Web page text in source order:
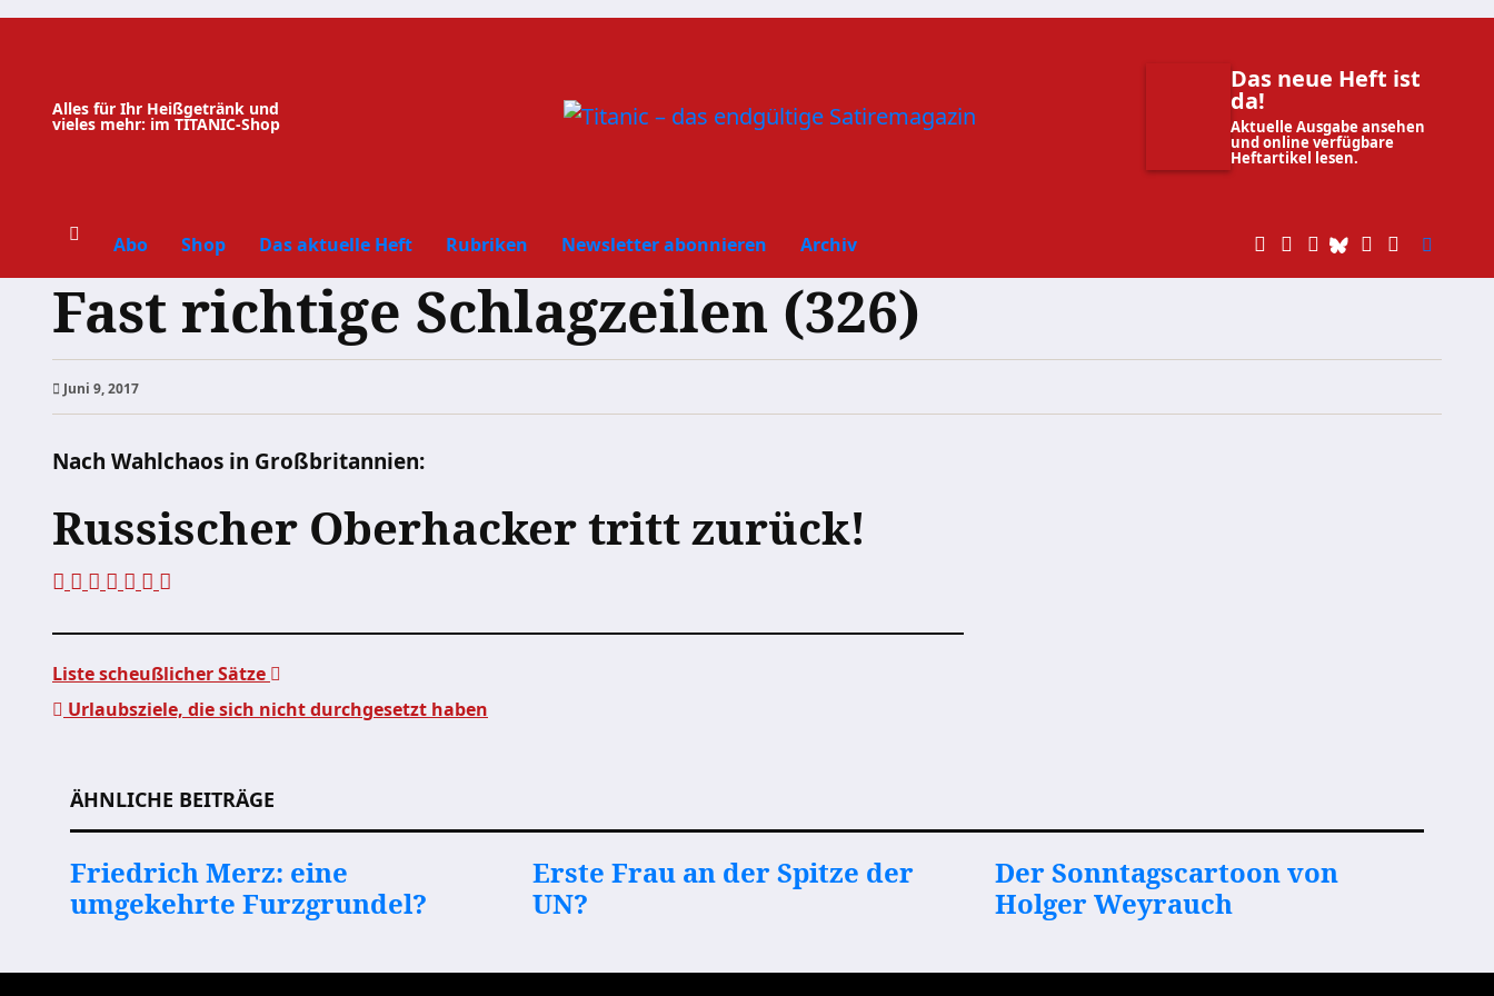
Zum
Alles für Ihr Heißgetränk und
vieles mehr: im TITANIC-Shop
Das neue Heft ist
da!
Aktuelle Ausgabe ansehen
und online verfügbare
Heftartikel lesen.
Abo Shop Das aktuelle Heft Rubriken Newsletter abonnieren Archiv
Fast richtige Schlagzeilen (326)
Juni 9, 2017
Nach Wahlchaos in Großbritannien:
Russischer Oberhacker tritt zurück!
Liste scheußlicher Sätze
Urlaubsziele, die sich nicht durchgesetzt haben
ÄHNLICHE BEITRÄGE
Friedrich Merz: eine
umgekehrte Furzgrundel?
Erste Frau an der Spitze der
UN?
Der Sonntagscartoon von
Holger Weyrauch